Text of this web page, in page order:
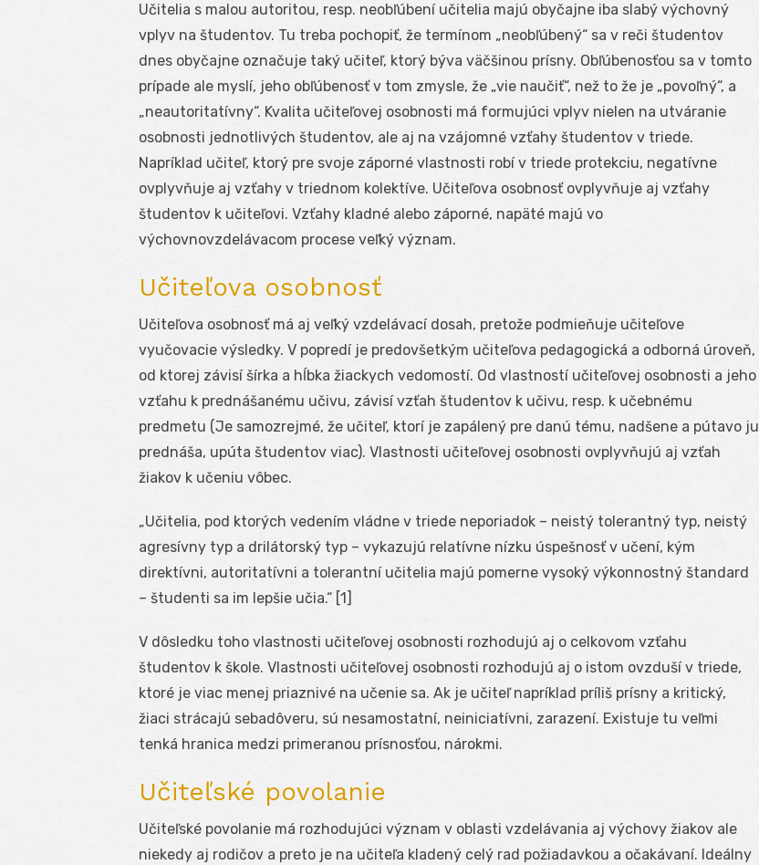
Učitelia s malou autoritou, resp. neobľúbení učitelia majú obyčajne iba slabý výchovný
vplyv na študentov. Tu treba pochopiť, že termínom „neobľúbený“ sa v reči študentov
dnes obyčajne označuje taký učiteľ, ktorý býva väčšinou prísny. Obľúbenosťou sa v tomto
prípade ale myslí, jeho obľúbenosť v tom zmysle, že „vie naučiť“, než to že je „povoľný“, a
„neautoritatívny“. Kvalita učiteľovej osobnosti má formujúci vplyv nielen na utváranie
osobnosti jednotlivých študentov, ale aj na vzájomné vzťahy študentov v triede.
Napríklad učiteľ, ktorý pre svoje záporné vlastnosti robí v triede protekciu, negatívne
ovplyvňuje aj vzťahy v triednom kolektíve. Učiteľova osobnosť ovplyvňuje aj vzťahy
študentov k učiteľovi. Vzťahy kladné alebo záporné, napäté majú vo
výchovnovzdelávacom procese veľký význam.
Učiteľova osobnosť
Učiteľova osobnosť má aj veľký vzdelávací dosah, pretože podmieňuje učiteľove
vyučovacie výsledky. V popredí je predovšetkým učiteľova pedagogická a odborná úroveň,
od ktorej závisí šírka a hĺbka žiackych vedomostí. Od vlastností učiteľovej osobnosti a jeho
vzťahu k prednášanému učivu, závisí vzťah študentov k učivu, resp. k učebnému
predmetu (Je samozrejmé, že učiteľ, ktorí je zapálený pre danú tému, nadšene a pútavo ju
prednáša, upúta študentov viac). Vlastnosti učiteľovej osobnosti ovplyvňujú aj vzťah
žiakov k učeniu vôbec.
„Učitelia, pod ktorých vedením vládne v triede neporiadok – neistý tolerantný typ, neistý
agresívny typ a drilátorský typ – vykazujú relatívne nízku úspešnosť v učení, kým
direktívni, autoritatívni a tolerantní učitelia majú pomerne vysoký výkonnostný štandard
– študenti sa im lepšie učia.“ [1]
V dôsledku toho vlastnosti učiteľovej osobnosti rozhodujú aj o celkovom vzťahu
študentov k škole. Vlastnosti učiteľovej osobnosti rozhodujú aj o istom ovzduší v triede,
ktoré je viac menej priaznivé na učenie sa. Ak je učiteľ napríklad príliš prísny a kritický,
žiaci strácajú sebadôveru, sú nesamostatní, neiniciatívni, zarazení. Existuje tu veľmi
tenká hranica medzi primeranou prísnosťou, nárokmi.
Učiteľské povolanie
Učiteľské povolanie má rozhodujúci význam v oblasti vzdelávania aj výchovy žiakov ale
niekedy aj rodičov a preto je na učiteľa kladený celý rad požiadavkou a očakávaní. Ideálny